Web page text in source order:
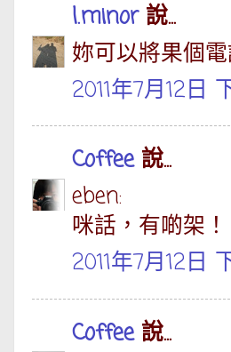
l.minor說...
妳可以將果個
2011年7月12日
Coffee說...
eben:
咪話，有啲架！
2011年7月12日
Coffee說...